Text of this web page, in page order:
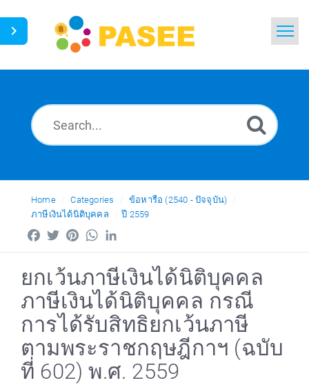
News
Ask a Question
Home Categories
ข้อหารือ (2540 - ปัจจุบัน)
ภาษีเงินได้นิติบุคคล
ปี 2559
FacebookTwitterPinterestWhatsApp
ยกเว้นภาษีเงินได้นิติบุคคล
ภาษีเงินได้นิติบุคคล กรณี
การได้รับสิทธิยกเว้นภาษี
ตามพระราชกฤษฎีกาฯ (ฉบับ
ที่ 602) พ.ศ. 2559